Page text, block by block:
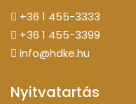
+36 1 455-3333
+36 1 455-3399
info@hdke.hu
Nyitvatartás